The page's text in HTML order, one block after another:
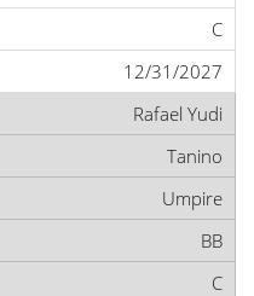
C
12/31/2027
Rafael Yudi
Tanino
Umpire
BB
C